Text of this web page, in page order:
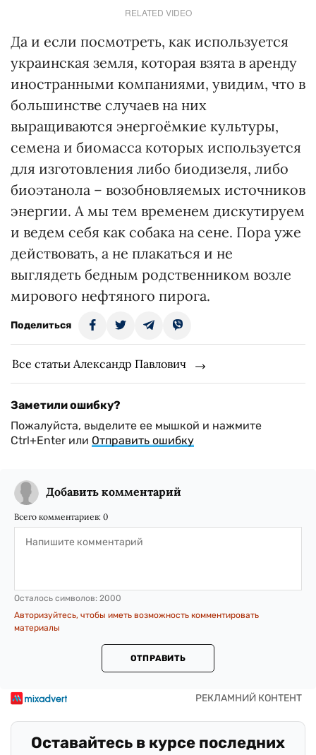
RELATED VIDEO
Да и если посмотреть, как используется
украинская земля, которая взята в аренду
иностранными компаниями, увидим, что в
большинстве случаев на них
выращиваются энергоёмкие культуры,
семена и биомасса которых используется
для изготовления либо биодизеля, либо
биоэтанола – возобновляемых источников
энергии. А мы тем временем дискутируем
и ведем себя как собака на сене. Пора уже
действовать, а не плакаться и не
выглядеть бедным родственником возле
мирового нефтяного пирога.
Поделиться
Все статьи Александр Павлович
Заметили ошибку?
Пожалуйста, выделите ее мышкой и нажмите
Ctrl+Enter или Отправить ошибку
Добавить комментарий
Всего комментариев: 0
Осталось символов: 2000
Авторизуйтесь, чтобы иметь возможность комментировать
материалы
ОТПРАВИТЬ
Оставайтесь в курсе последних